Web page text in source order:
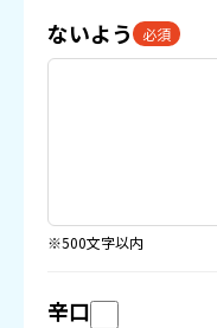
ないよう 必須
※500文字以内
辛口